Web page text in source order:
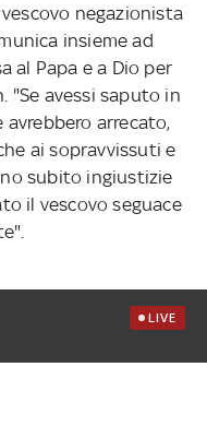
negazionista
insieme ad
al Papa e a Dio per
"Se avessi saputo in
arrecato,
ai sopravvissuti e
subito ingiustizie
il vescovo seguace
LIVE